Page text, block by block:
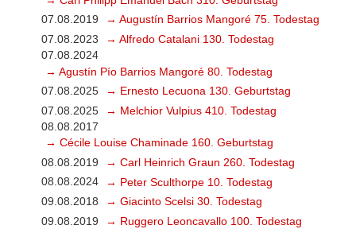
07.08.2019
→ Augustín Barrios Mangoré 75. Todestag
07.08.2023
→ Alfredo Catalani 130. Todestag
07.08.2024
→ Agustín Pío Barrios Mangoré 80. Todestag
07.08.2025
→ Ernesto Lecuona 130. Geburtstag
07.08.2025
→ Melchior Vulpius 410. Todestag
08.08.2017
→ Cécile Louise Chaminade 160. Geburtstag
08.08.2019
→ Carl Heinrich Graun 260. Todestag
08.08.2024
→ Peter Sculthorpe 10. Todestag
09.08.2018
→ Giacinto Scelsi 30. Todestag
09.08.2019
→ Ruggero Leoncavallo 100. Todestag